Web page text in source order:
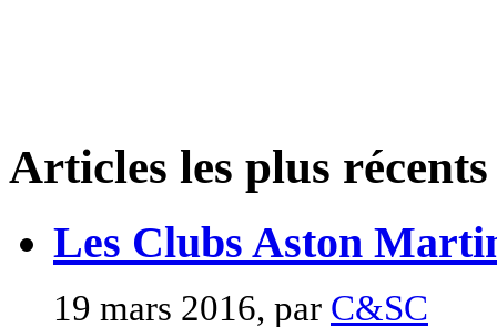
Articles les plus récents
Les Clubs Aston
19 mars 2016, par C&SC